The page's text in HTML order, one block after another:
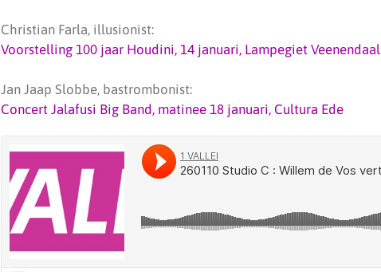
Christian Farla, illusionist:
Voorstelling 100 jaar Houdini, 14 januari, Lampegiet Veenendaal
Jan Jaap Slobbe, bastrombonist:
Concert Jalafusi Big Band, matinee 18 januari, Cultura Ede